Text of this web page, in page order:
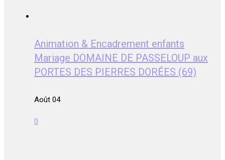
Animation & Encadrement enfants
Mariage DOMAINE DE PASSELOUP aux
PORTES DES PIERRES DORÉES (69)
Août 04
0